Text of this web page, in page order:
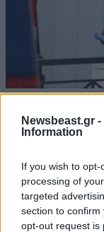
Newsbeast.gr -
Information
If you wish to
processing of
targeted
section to
opt-out request is
Στις φυλακές
Μπούκουρας